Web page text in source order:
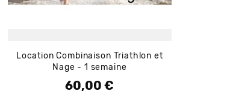
Location Combinaison Triathlon et
Nage - 1 semaine
Prix
60,00 €